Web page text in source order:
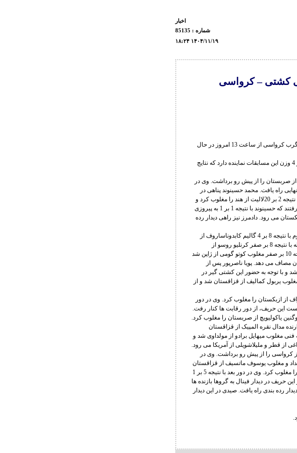
اخبار
شماره : 85135
۱۸:۲۴ ۱۴۰۴/۱۱/۱۹
کشتی – کرواسی
مسابقات 6 وزن پایانی کشتی فرنگی رنکینگ اتحادیه جهانی کشتی جام اوپن زاگرب کرواسی از ساعت 13 امروز در حال
به گزارش روابط عمومی فدراسیون کشتی، تیم منتخب کشتی فرنگی ایران در 4 وزن این مسابقات نماینده دارد که نتایج
4 بر صفر سباستین کولومپار از صربستان را از پیش رو برداشت. وی در
نیمه نهایی راه یافت. محمد حسینوند پناهی در
دور اول با نتیجه 7 بر 1 فیلیپ باراتوسیک از چک را شکست داد وی در دور بعد با نتیجه 2 بر 20لالیت از هند را مغلوب کرد و
به مرحله نیمه نهایی راه یافت. دو نماینده کشورمان در این مرحله به مصاف هم رفتند که حسینوند با نتیجه 1 بر 1 به پیروزی
می رود. دادمرز نیز راهی دیدار رده
در وزن 60 کیلوگرم سجاد عباس پور پس از استراحت در دور نخست، در دور دوم با نتیجه 8 بر 4 گالیم کابدوناساروف از
قزاقستان را مغلوب کرد و به مرحله یک چهارم نهایی راه یافت. وی در این مرحله با نتیجه 8 بر صفر کرنلیو روسو از
مولداوی را مغلوب کرد و به مرحله نیمه نهایی راه یافت. وی در این مرحله با نتیجه 10 بر صفر مغلوب کوتو گومی از ژاپن شد
مصاف می دهد. پویا ناصرپور پس از
کوتو گومی از ژاپن شد و با توجه به حضور این کشتی گیر در
رفت.وی در این دیدار با نتیجه 5 بر 5 و ضربه فنی مغلوب یربول کمالیف از قزاقستان شد و از
در دور اول با نتیجه 9 بر 6 سمندر بابانظراف از ازبکستان را مغلوب کرد. وی در دور
به شکست این حریف، از دور رقابت ها کنار رفت.
استراحت در دور اول، در دور دوم با نتیجه 8 بر صفر اوگنین یاکولیویچ از صربستان را مغلوب کرد.
نتیجه 3 بر 1 از سد دمیو ژاداریف دارنده مدال نقره المپیک از قزاقستان
نهایی راه یافت. وی در این مرحله با نتیجه 3 بر 3 و ضربه فنی مغلوب میهایل برادو از مولداوی شد و
از قطر و ملیلاشویلی از آمریکا می رود.
اول با نتیجه 10 بر 1 کریستین لوکاک از کرواسی را از پیش رو برداشت. وی در
ادامه نداد و مغلوب یوسوف ماتسیف از قزاقستان
شد. محمدهادی صیدی در دور اول با نتیجه 9 بر صفر فیلیپ سمتکو از کرواسی را مغلوب کرد. وی در دور بعد با نتیجه 5 بر 1
حریف در دیدار فینال به گروها بازنده ها
کرد و به دیدار رده بندی راه یافت. صیدی در این دیدار